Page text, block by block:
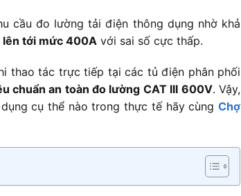
CAT IV 300V / CAT III 600V
Lead Set
cầu đo lường tải điện thông dụng nhờ khả
lên tới mức 400A với sai số cực thấp.
thao tác trực tiếp tại các tủ điện phân phối
chuẩn an toàn đo lường CAT III 600V. Vậy,
cụ thể nào trong thực tế hãy cùng Chợ